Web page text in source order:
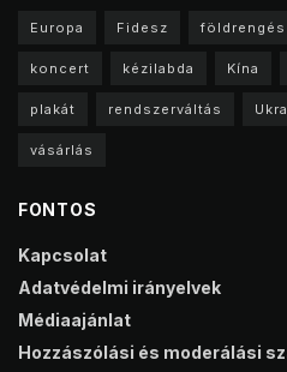
Europa Fidesz földrengés
koncert kézilabda Kína
plakát rendszerváltás
vásárlás
FONTOS
Kapcsolat
Adatvédelmi irányelvek
Médiaajánlat
Hozzászólási és moderálási